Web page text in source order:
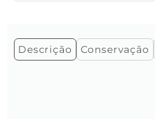
Descrição Conservação